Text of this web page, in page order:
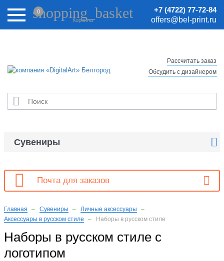
Внимание! Цены на сайте могут быть неактуальными.
Актуальные цены уточняйте у менеджеров.
+7 (4722) 77-72-84
offers@bel-print.ru
shopping_basket
Корзина
0

Рассчитать заказ
Обсудить с дизайнером
Сувениры 
 Почта для заказов
Главная Сувениры
Личные аксессуары
Аксессуары в русском стиле
Наборы в русском стиле
Наборы в русском стиле с
логотипом